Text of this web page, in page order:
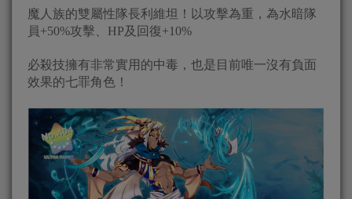
魔人族的雙屬性隊長利維坦！以攻擊為重，為水暗隊
員+50%攻擊、HP及回復+10%
必殺技擁有非常實用的中毒，也是目前唯一沒有負面
效果的七罪角色！